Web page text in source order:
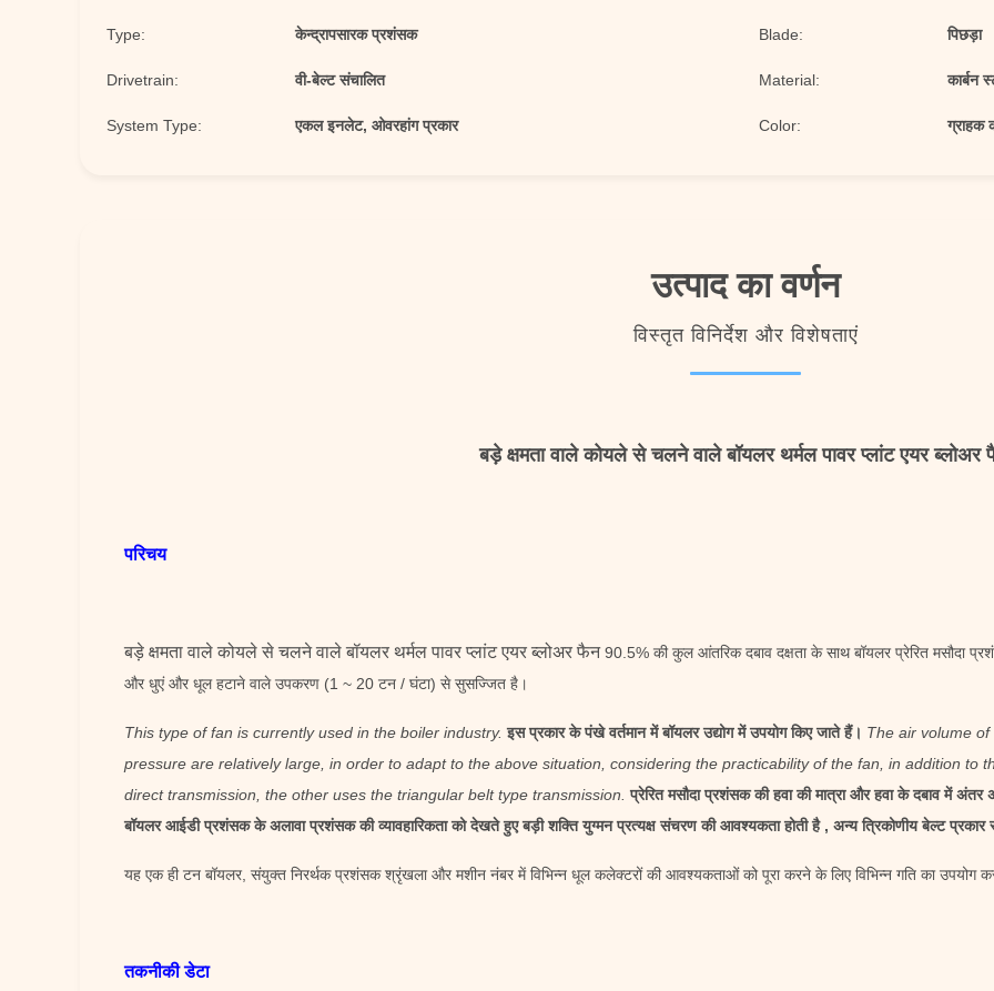
Type: केन्द्रापसारक प्रशंसक Blade: पिछड़ा
Drivetrain: वी-बेल्ट संचालित Material: कार्बन
System Type: एकल इनलेट, ओवरहांग प्रकार Color: ग्राहक
उत्पाद का वर्णन
विस्तृत विनिर्देश और विशेषताएं
बड़े क्षमता वाले कोयले से चलने वाले बॉयलर थर्मल पावर प्लांट एयर ब्लोअर
परिचय
बड़े क्षमता वाले कोयले से चलने वाले बॉयलर थर्मल पावर प्लांट एयर ब्लोअर फैन90.5% की कुल आंतरिक दबाव दक्षता के साथ बॉयलर प्रेरित मसौदा
और धुएं और धूल हटाने वाले उपकरण (1 ~ 20 टन / घंटा) से सुसज्जित है।
This type of fan is currently used in the boiler industry. इस प्रकार के पंखे वर्तमान में बॉयलर उद्योग में उपयोग किए जाते हैं। The air volume
pressure are relatively large, in order to adapt to the above situation, considering the practicability of the fan, in addition to
direct transmission, the other uses the triangular belt type transmission. प्रेरित मसौदा प्रशंसक की हवा की मात्रा और हवा के दबाव में
बॉयलर आईडी प्रशंसक के अलावा प्रशंसक की व्यावहारिकता को देखते हुए बड़ी शक्ति युग्मन प्रत्यक्ष संचरण की आवश्यकता होती है , अन्य त्रिकोणीय बेल्ट
यह एक ही टन बॉयलर, संयुक्त निरर्थक प्रशंसक श्रृंखला और मशीन नंबर में विभिन्न धूल कलेक्टरों की आवश्यकताओं को पूरा करने के लिए विभिन्न गति का उपयोग
तकनीकी डेटा